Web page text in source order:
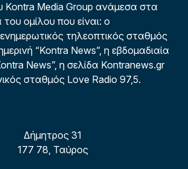
Kontra Media Group ανάμεσα στα
ομίλου που είναι: ο
τηλεοπτικός σταθμός
“Kontra News”, η εβδομαδιαία
News”, η σελίδα Kontranews.gr
σταθμός Love Radio 97,5.
Δήμητρος 31
177 78, Ταύρος